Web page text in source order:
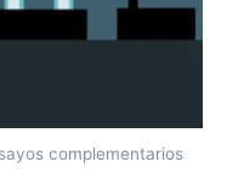
complementarios